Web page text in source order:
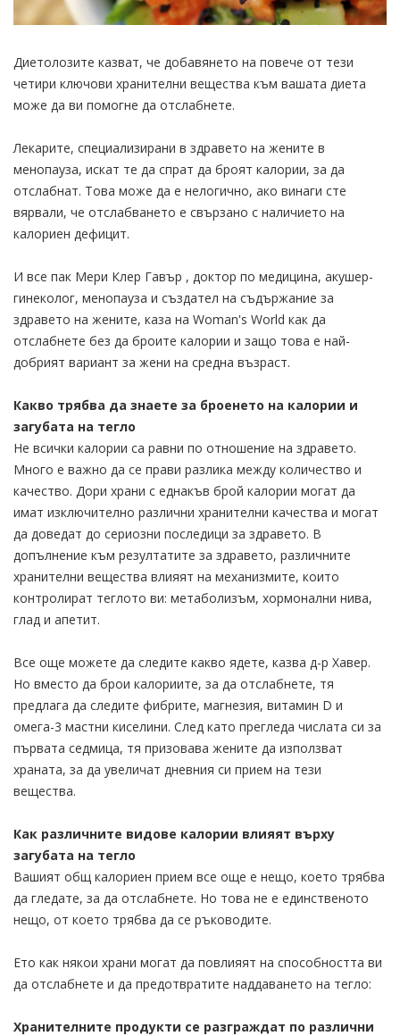
Диетолозите казват, че добавянето на повече от тези
четири ключови хранителни вещества към вашата диета
може да ви помогне да отслабнете.
Лекарите, специализирани в здравето на жените в
менопауза, искат те да спрат да броят калории, за да
отслабнат. Това може да е нелогично, ако винаги сте
вярвали, че отслабването е свързано с наличието на
калориен дефицит.
И все пак Мери Клер Гавър , доктор по медицина, акушер-
гинеколог, менопауза и създател на съдържание за
здравето на жените, каза на Woman's World как да
отслабнете без да броите калории и защо това е най-
добрият вариант за жени на средна възраст.
Какво трябва да знаете за броенето на калории и
загубата на тегло
Не всички калории са равни по отношение на здравето.
Много е важно да се прави разлика между количество и
качество. Дори храни с еднакъв брой калории могат да
имат изключително различни хранителни качества и могат
да доведат до сериозни последици за здравето. В
допълнение към резултатите за здравето, различните
хранителни вещества влияят на механизмите, които
контролират теглото ви: метаболизъм, хормонални нива,
глад и апетит.
Все още можете да следите какво ядете, казва д-р Хавер.
Но вместо да брои калориите, за да отслабнете, тя
предлага да следите фибрите, магнезия, витамин D и
омега-3 мастни киселини. След като прегледа числата си за
първата седмица, тя призовава жените да използват
храната, за да увеличат дневния си прием на тези
вещества.
Как различните видове калории влияят върху
загубата на тегло
Вашият общ калориен прием все още е нещо, което трябва
да гледате, за да отслабнете. Но това не е единственото
нещо, от което трябва да се ръководите.
Ето как някои храни могат да повлияят на способността ви
да отслабнете и да предотвратите наддаването на тегло:
Хранителните продукти се разграждат по различни